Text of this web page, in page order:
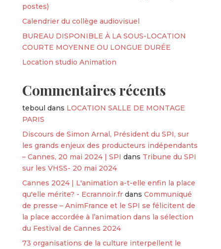
postes)
Calendrier du collège audiovisuel
BUREAU DISPONIBLE À LA SOUS-LOCATION
COURTE MOYENNE OU LONGUE DURÉE
Location studio Animation
Commentaires récents
teboul dans LOCATION SALLE DE MONTAGE
PARIS
Discours de Simon Arnal, Président du SPI, sur
les grands enjeux des producteurs indépendants
– Cannes, 20 mai 2024 | SPI dans Tribune du SPI
sur les VHSS- 20 mai 2024
Cannes 2024 | L'animation a-t-elle enfin la place
qu'elle mérite? - Ecrannoir.frdans Communiqué
de presse – AnimFrance et le SPI se félicitent de
la place accordée à l’animation dans la sélection
du Festival de Cannes 2024
73 organisations de la culture interpellent le